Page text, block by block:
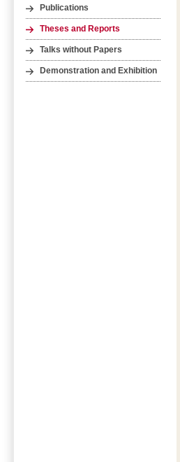
Publications
Theses and Reports
Talks without Papers
Demonstration and Exhibition